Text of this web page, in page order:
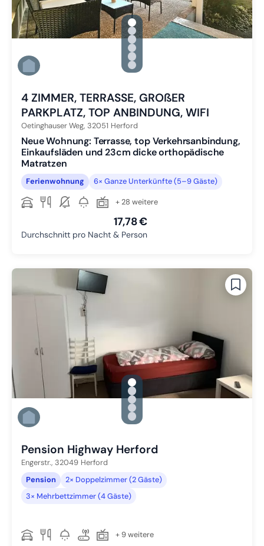
gallery.slide_selector
Zu Slide 1 wechseln
Zu Slide 2 wechseln
Zu Slide 3 wechseln
Zu Slide 4 wechseln
Zu Slide 5 wechseln
Zu Slide 6 wechseln
4 ZIMMER, TERRASSE, GROßER
PARKPLATZ, TOP ANBINDUNG, WIFI
Oetinghauser Weg, 32051 Herford
Neue Wohnung: Terrasse, top Verkehrsanbindung,
Einkaufsläden und 23cm dicke orthopädische
Matratzen
Ferienwohnung 6× Ganze Unterkünfte (5–9 Gäste)
+ 28 weitere
17,78 €
Durchschnitt pro Nacht & Person
gallery.slide_selector
Zu Slide 1 wechseln
Zu Slide 2 wechseln
Zu Slide 3 wechseln
Zu Slide 4 wechseln
Zu Slide 5 wechseln
Pension Highway Herford
Engerstr., 32049 Herford
Pension
2× Doppelzimmer (2 Gäste)
3× Mehrbettzimmer (4 Gäste)
+ 9 weitere